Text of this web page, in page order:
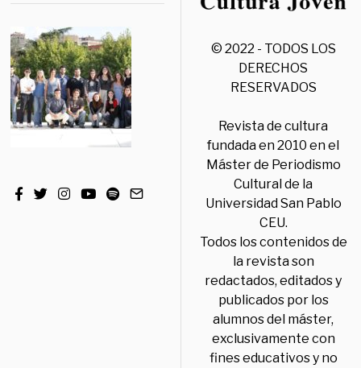
© 2022 - TODOS LOS
DERECHOS
RESERVADOS
Revista de cultura
fundada en 2010 en el
Máster de Periodismo
Cultural de la
Universidad San Pablo
CEU.
Todos los contenidos de
la revista son
redactados, editados y
publicados por los
alumnos del máster,
exclusivamente con
fines educativos y no